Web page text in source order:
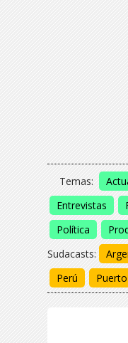
Temas:
Entrevistas
Política
Sudacasts:
Perú